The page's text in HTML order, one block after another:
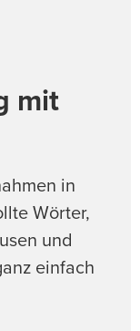
mit
in
Wörter,
und
einfach